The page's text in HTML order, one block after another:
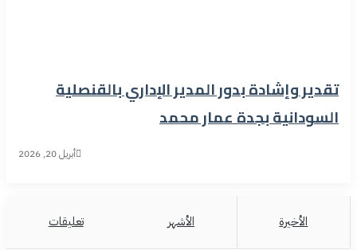
تقدير وإشادة بدور المدير الإداري بالقنصلية
السودانية بجدة عمار محمد
أبريل 20, 2026
الأخيرة الأشهر تعليقات